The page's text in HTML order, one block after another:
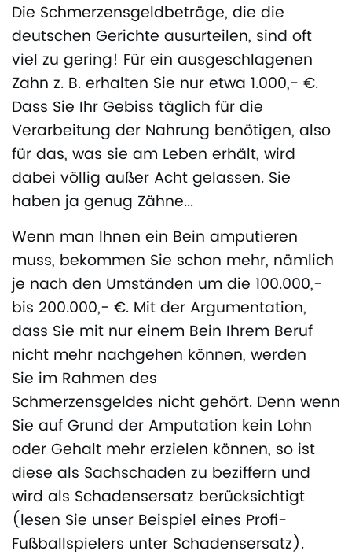
Die Schmerzensgeldbeträge, die die
deutschen Gerichte ausurteilen, sind oft
viel zu gering! Für ein ausgeschlagenen
Zahn z. B. erhalten Sie nur etwa 1.000,- €.
Dass Sie Ihr Gebiss täglich für die
Verarbeitung der Nahrung benötigen, also
für das, was sie am Leben erhält, wird
dabei völlig außer Acht gelassen. Sie
haben ja genug Zähne...
Wenn man Ihnen ein Bein amputieren
muss, bekommen Sie schon mehr, nämlich
je nach den Umständen um die 100.000,-
bis 200.000,- €. Mit der Argumentation,
dass Sie mit nur einem Bein Ihrem Beruf
nicht mehr nachgehen können, werden
Sie im Rahmen des
Schmerzensgeldes nicht gehört. Denn wenn
Sie auf Grund der Amputation kein Lohn
oder Gehalt mehr erzielen können, so ist
diese als Sachschaden zu beziffern und
wird als Schadensersatz berücksichtigt
(lesen Sie unser Beispiel eines Profi-
Fußballspielers unter Schadensersatz).